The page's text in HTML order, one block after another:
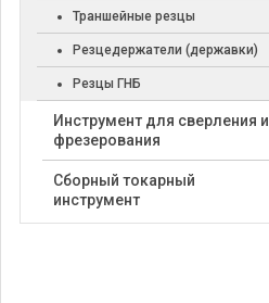
Траншейные резцы
Резцедержатели (державки)
Резцы ГНБ
Инструмент для сверления и
фрезерования
Сборный токарный
инструмент